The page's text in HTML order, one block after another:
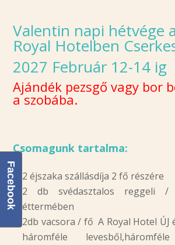
Valentin napi hétvége
Royal Hotelben
2027 Február 12-14 ig
Ajándék pezsgő vagy bor
a szobába.
Csomagunk tartalma:
2 éjszaka szállásdíja 2 fő részére
2 db svédasztalos reggeli
éttermében
2db vacsora / fő A Royal Hotel ÚJ
háromféle
Facebook